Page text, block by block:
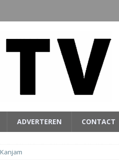
ADVERTEREN CONTACT
Kanjam